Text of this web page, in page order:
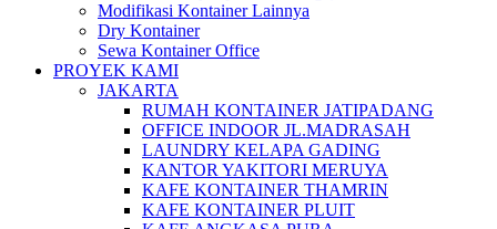
Modifikasi Kontainer Lainnya
Dry Kontainer
Sewa Kontainer Office
PROYEK KAMI
JAKARTA
RUMAH KONTAINER JATIPADANG
OFFICE INDOOR JL.MADRASAH
LAUNDRY KELAPA GADING
KANTOR YAKITORI MERUYA
KAFE KONTAINER THAMRIN
KAFE KONTAINER PLUIT